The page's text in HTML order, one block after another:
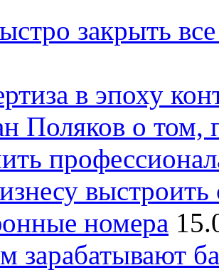
закрыть
в эпоху
Поляков о том,
номера
зарабатывают